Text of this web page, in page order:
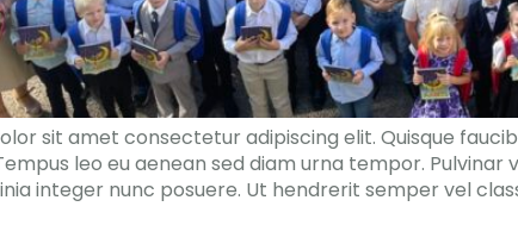
sit amet consectetur adipiscing elit. Quisque
leo eu aenean sed diam urna tempor.
integer nunc posuere. Ut hendrerit semper vel